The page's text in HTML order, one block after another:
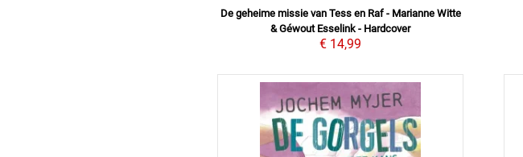
De geheime missie van Tess en Raf - Marianne Witte
& Géwout Esselink - Hardcover
€ 14,99